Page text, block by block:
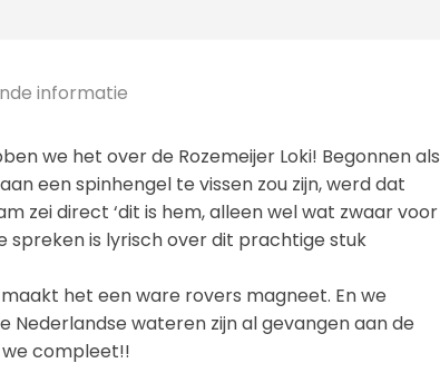
informatie
we het over de Rozemeijer Loki! Begonnen als
een spinhengel te vissen zou zijn, werd dat
zei direct ‘dit is hem, alleen wel wat zwaar voor
spreken is lyrisch over dit prachtige stuk
het een ware rovers magneet. En we
wateren zijn al gevangen aan de
we compleet!!